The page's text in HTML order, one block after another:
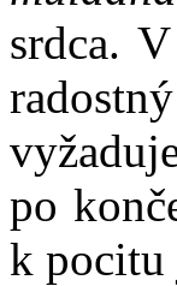
srdca.
po
k pocitu